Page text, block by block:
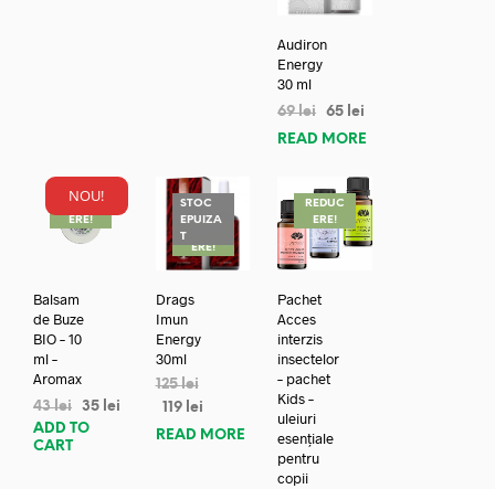
Audiron
Energy
30 ml
69lei 65 lei
READ MORE
NOU!
REDUC
ERE!
Balsam
de Buze
BIO – 10
ml –
Aromax
43lei 35 lei
ADD TO
CART
STOC
EPUIZA
TREDUC
ERE!
Drags
Imun
Energy
30ml
125lei
119 lei
READ MORE
REDUC
ERE!
Pachet
Acces
interzis
insectelor
– pachet
Kids –
uleiuri
esențiale
pentru
copii